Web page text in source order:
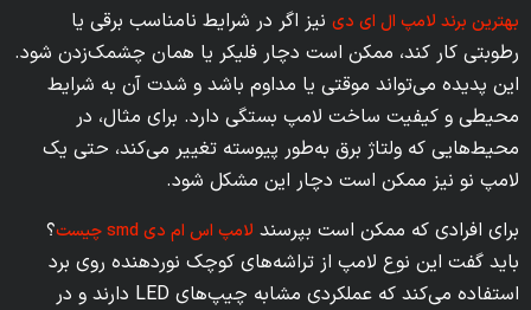
بهترین برند لامپ ال ای دی نیز اگر در شرایط نامناسب برقی یا
رطوبتی کار کند، ممکن است دچار فلیکر یا همان چشمک‌زدن شود.
این پدیده می‌تواند موقتی یا مداوم باشد و شدت آن به شرایط
محیطی و کیفیت ساخت لامپ بستگی دارد. برای مثال، در
محیط‌هایی که ولتاژ برق به‌طور پیوسته تغییر می‌کند، حتی یک
لامپ نو نیز ممکن است دچار این مشکل شود.
برای افرادی که ممکن است بپرسند لامپ اس ام دی smd چیست
؟
باید گفت این نوع لامپ از تراشه‌های کوچک نوردهنده روی برد
استفاده می‌کند که عملکردی مشابه چیپ‌های LED دارند و در